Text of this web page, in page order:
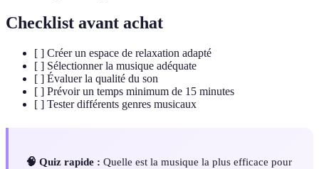
Checklist avant achat
[ ] Créer un espace de relaxation adapté
[ ] Sélectionner la musique adéquate
[ ] Évaluer la qualité du son
[ ] Prévoir un temps minimum de 15 minutes
[ ] Tester différents genres musicaux
🧠 Quiz rapide : Quelle est la musique la plus efficace pour